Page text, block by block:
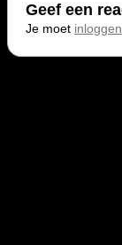
Geef een
Je moet inloggen